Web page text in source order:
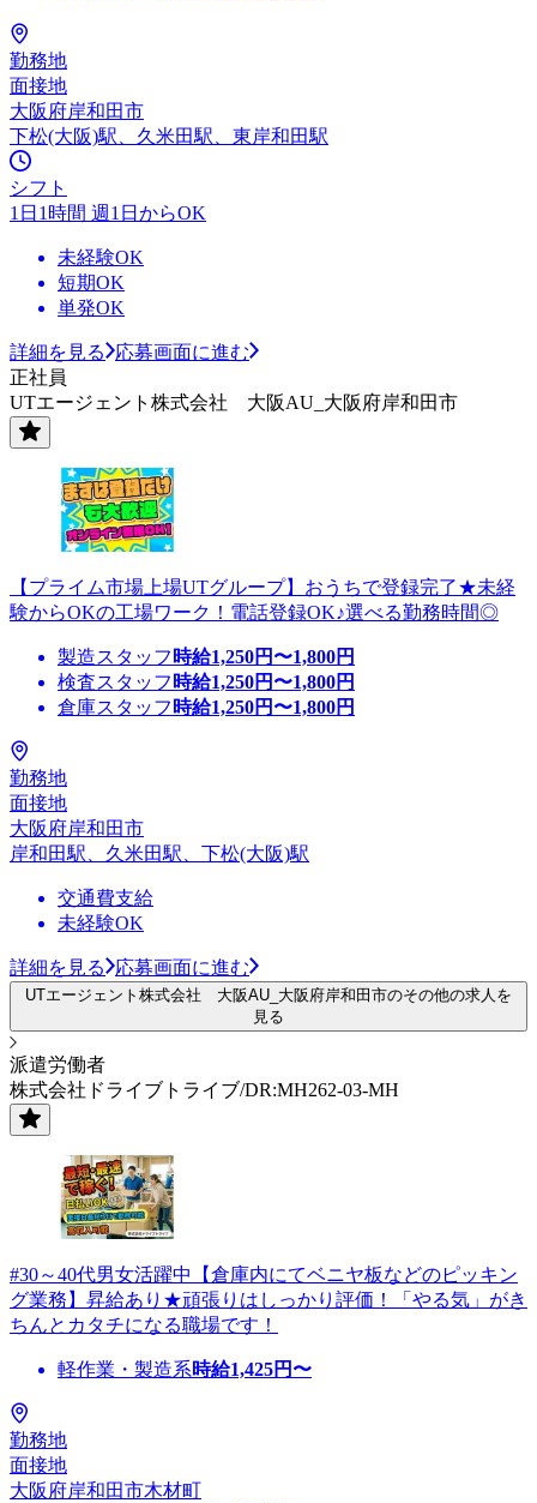
勤務地
面接地
大阪府岸和田市
下松(大阪)駅、久米田駅、東岸和田駅
シフト
1日1時間 週1日からOK
未経験OK
短期OK
単発OK
詳細を見る
応募画面に進む
正社員
UTエージェント株式会社 大阪AU_大阪府岸和田市
【プライム市場上場UTグループ】おうちで登録完了★未経
験からOKの工場ワーク！電話登録OK♪選べる勤務時間◎
製造スタッフ 時給1,250円〜1,800円
検査スタッフ 時給1,250円〜1,800円
倉庫スタッフ 時給1,250円〜1,800円
勤務地
面接地
大阪府岸和田市
岸和田駅、久米田駅、下松(大阪)駅
交通費支給
未経験OK
詳細を見る 応募画面に進む
UTエージェント株式会社 大阪AU_大阪府岸和田市のその他の求人を
見る
派遣労働者
株式会社ドライブトライブ/DR:MH262-03-MH
#30～40代男女活躍中【倉庫内にてベニヤ板などのピッキン
グ業務】昇給あり★頑張りはしっかり評価！「やる気」がき
ちんとカタチになる職場です！
軽作業・製造系時給1,425円〜
勤務地
面接地
大阪府岸和田市木材町